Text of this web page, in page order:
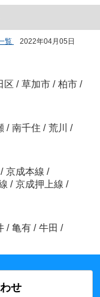
覧 2022年04月05日
区 / 草加市 / 柏市 /
/ 南千住 / 荒川 /
/ 京成本線 /
/ 京成押上線 /
/ 亀有 / 牛田 /
せ